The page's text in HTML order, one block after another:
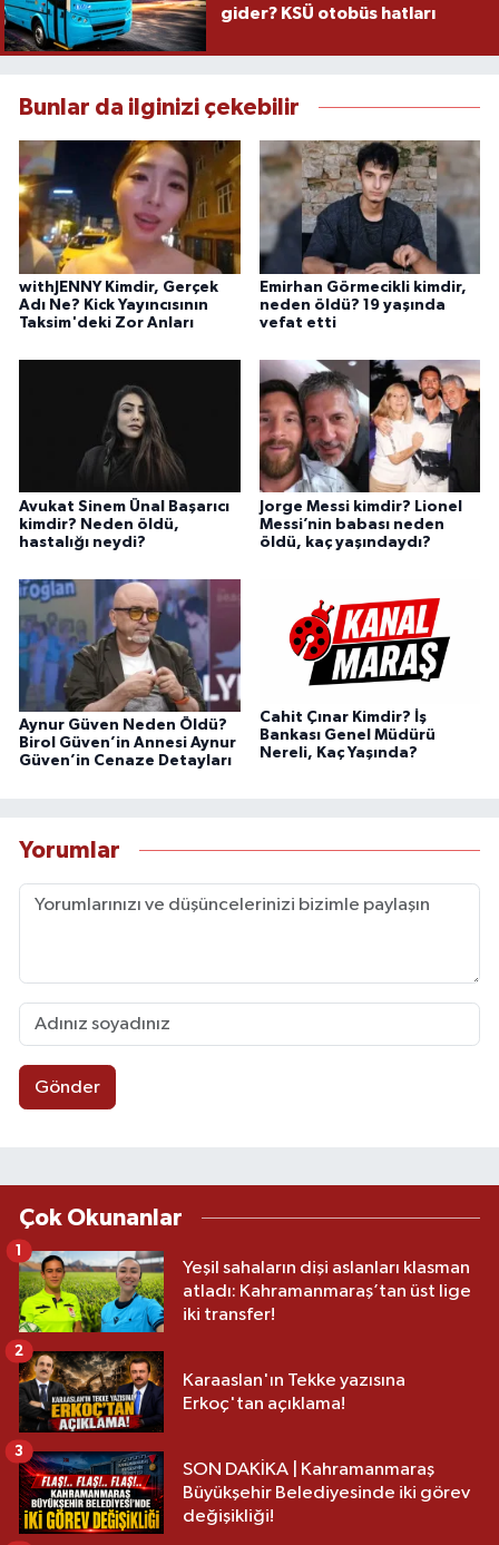
gider? KSÜ otobüs hatları
Bunlar da ilginizi çekebilir
withJENNY Kimdir, Gerçek
Adı Ne? Kick Yayıncısının
Taksim'deki Zor Anları
Emirhan Görmecikli kimdir,
neden öldü? 19 yaşında
vefat etti
Avukat Sinem Ünal Başarıcı
kimdir? Neden öldü,
hastalığı neydi?
Jorge Messi kimdir? Lionel
Messi’nin babası neden
öldü, kaç yaşındaydı?
Aynur Güven Neden Öldü?
Birol Güven’in Annesi Aynur
Güven’in Cenaze Detayları
Cahit Çınar Kimdir? İş
Bankası Genel Müdürü
Nereli, Kaç Yaşında?
Yorumlar
Gönder
Çok Okunanlar
Yeşil sahaların dişi aslanları klasman
atladı: Kahramanmaraş’tan üst lige
iki transfer!
1
Karaaslan'ın Tekke yazısına
Erkoç'tan açıklama!
2
SON DAKİKA | Kahramanmaraş
Büyükşehir Belediyesinde iki görev
değişikliği!
3